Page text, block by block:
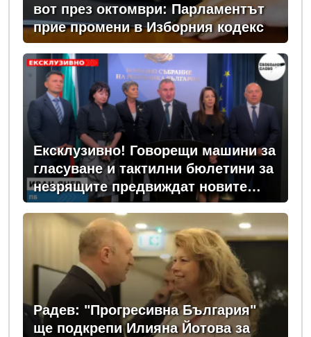
вот през октомври: Парламентът
прие промени в Изборния кодекс
Ексклузивно! Говорещи машини за
гласуване и тактилни бюлетини за
незрящите предвиждат новите
изборни правила! (ВИДЕО)
Радев: "Прогресивна България"
ще подкрепи Илияна Йотова за